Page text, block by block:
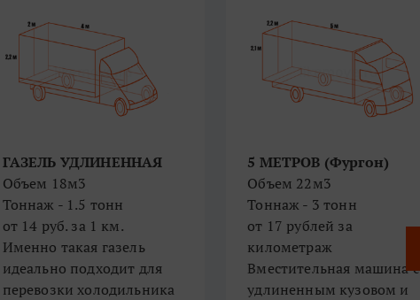
ГАЗЕЛЬ УДЛИНЕННАЯ
Объем 18м3
Тоннаж - 1.5 тонн
от 14 руб. за 1 км.
​​​​​​​​​​​​​​Именно такая газель
идеально подходит для
перевозки холодильника
5 МЕТРОВ (Фургон)
Объем 22м3
Тоннаж - 3 тонн
​​​​​​​от 17 рублей за
километраж
​​​​​​​​​​​Вместительная машина с
удлиненным кузовом и